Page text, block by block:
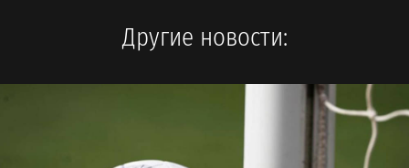
Другие новости: